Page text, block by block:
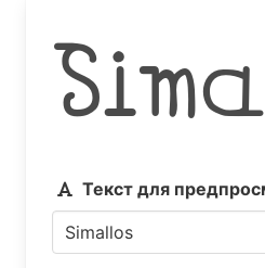
Текст для